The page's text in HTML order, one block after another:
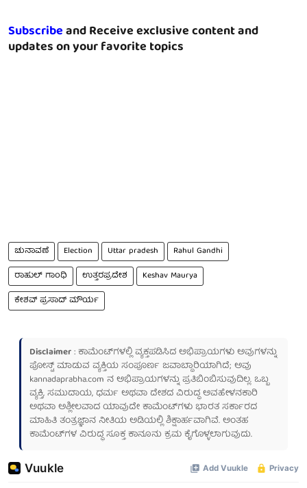
Subscribeand Receive exclusive content and
updates on your favorite topics
ಚುನಾವಣೆ Election Uttar pradesh
Rahul Gandhi
ರಾಹುಲ್ ಗಾಂಧಿ
ಉತ್ತರಪ್ರದೇಶ
Keshav Maurya
ಕೇಶವ್ ಪ್ರಸಾದ್ ಮೌರ್ಯ
Disclaimer: ಕಾಮೆಂಟ್‌ಗಳಲ್ಲಿ ವ್ಯಕ್ತಪಡಿಸಿದ ಅಭಿಪ್ರಾಯಗಳು ಅವುಗಳನ್ನು
ಪೋಸ್ಟ್ ಮಾಡುವ ವ್ಯಕ್ತಿಯ ಸಂಪೂರ್ಣ ಜವಾಬ್ದಾರಿಯಾಗಿದೆ; ಅವು
kannadaprabha.com ನ ಅಭಿಪ್ರಾಯಗಳನ್ನು ಪ್ರತಿಬಿಂಬಿಸುವುದಿಲ್ಲ. ಒಬ್ಬ
ವ್ಯಕ್ತಿ, ಸಮುದಾಯ, ಧರ್ಮ ಅಥವಾ ದೇಶದ ವಿರುದ್ಧ ಅವಹೇಳನಕಾರಿ
ಅಥವಾ ಅಶ್ಲೀಲವಾದ ಯಾವುದೇ ಕಾಮೆಂಟ್‌ಗಳು ಭಾರತ ಸರ್ಕಾರದ
ಮಾಹಿತಿ ತಂತ್ರಜ್ಞಾನ ನೀತಿಯ ಅಡಿಯಲ್ಲಿ ಶಿಕ್ಷಾರ್ಹವಾಗಿವೆ. ಅಂತಹ
ಕಾಮೆಂಟ್‌ಗಳ ವಿರುದ್ಧ ಸೂಕ್ತ ಕಾನೂನು ಕ್ರಮ ಕೈಗೊಳ್ಳಲಾಗುವುದು.